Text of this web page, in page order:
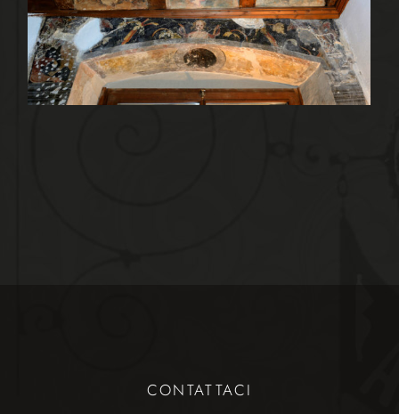
CONTATTACI